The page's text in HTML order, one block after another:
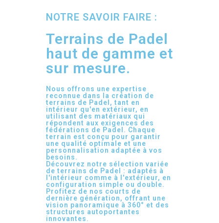
NOTRE SAVOIR FAIRE :
Terrains de Padel
haut de gamme et
sur mesure.
Nous offrons une expertise
reconnue dans la création de
terrains de Padel, tant en
intérieur qu'en extérieur, en
utilisant des matériaux qui
répondent aux exigences des
fédérations de Padel. Chaque
terrain est conçu pour garantir
une qualité optimale et une
personnalisation adaptée à vos
besoins.
Découvrez notre sélection variée
de terrains de Padel : adaptés à
l'intérieur comme à l'extérieur, en
configuration simple ou double.
Profitez de nos courts de
dernière génération, offrant une
vision panoramique à 360° et des
structures autoportantes
innovantes.